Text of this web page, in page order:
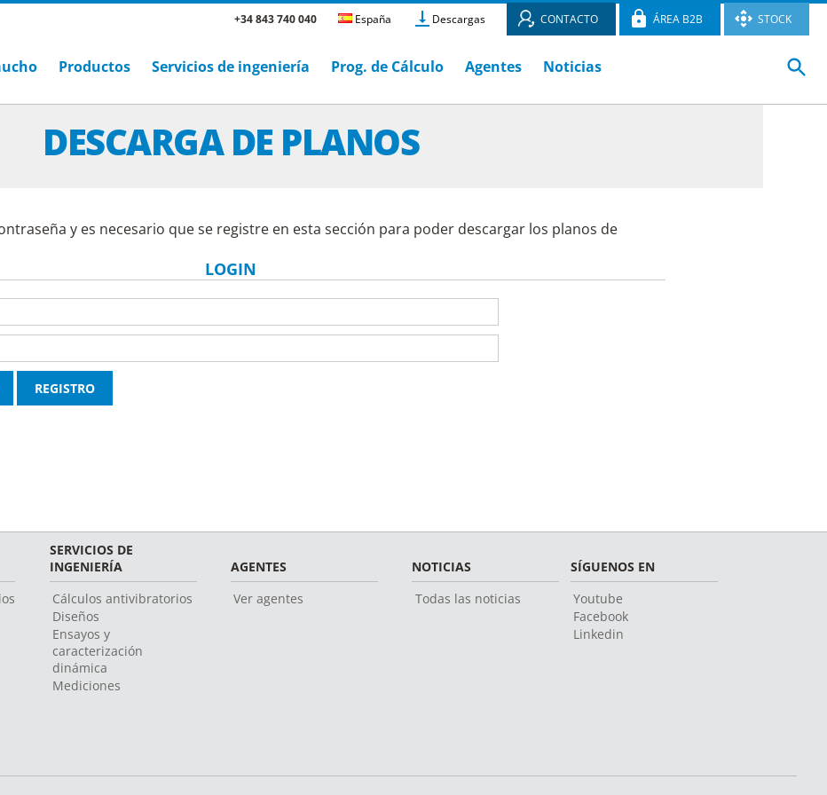
+34 843 740 040 España Descargas CONTACTO ÁREA B2B STOCK
Productos Servicios de ingeniería Prog. de Cálculo Agentes Noticias
DESCARGA DE PLANOS
y es necesario que se registre en esta sección para poder descargar los planos de
LOGIN
SERVICIOS DE
INGENIERÍA
Cálculos antivibratorios
Diseños
Ensayos y
caracterización
dinámica
Mediciones
AGENTES
Ver agentes
NOTICIAS
Todas las noticias
SÍGUENOS EN
Youtube
Facebook
Linkedin